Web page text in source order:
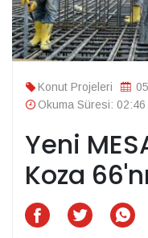
Konut Projeleri
Okuma Süresi: 02:46
Yeni
Koza